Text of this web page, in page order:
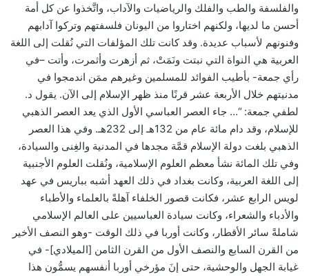
والفلسفة والطب والفلك والرياضيات والآداب، واتَّخذوا عن كل أمة
أحسن ما لديها، ولكنهم اختاروا من اليونان فلسفتهم وتركوا آدابهم
وفنونهم لأسباب عديدة. وقد كانت تلك المؤلفات التي نُقلت إلى اللغة
العربية هي النواة التي نبتت ونَمَتْ، ثم أزهرت وأثمرت، وأتت –في
رأي جمعة- بأطيب الفوائد للمسلمين وغيرهم ممَن اندمجوا في
مدنيتهم خلال الأربعة عشر قرنًا منذ ظهر الإسلام إلى الآن. يقول د.
لطفي جمعة: “… جاء العصر العباسي الأول الذي يعد العصر الذهبي
للإسلام، وقد دام مائة عام من 132هـ إلى 232هـ. وفي هذا العصر
الذهبي بلغت دولة الإسلام قمَّة مجدها في المدنية والغِنى والسيادة،
وفي تلك المائة نشأ معظم العلوم الإسلامية، ونُقلت العلوم الأجنبية
إلى اللغة العربية، وكانت بغداد في ذلك العهد أشبه بباريس في عهد
لويس الرابع عشر، فكانت قصور الخلفاء آهلةً بالعلماء والأطباء
والأدباء والشعراء، وكانت سيادة العباسيين على العالم الإسلامي
شاملةً سائر الأقطار، وكانت أوربا في ذلك الوقت -وهو النصف الأخير
من القرن السابع والنصف الأول من القرن الثامن [الميلادي]- في
غيابة الجهل والوحشية، حتى إنَ مؤرخي أوربا أنفسهم يسمُّون هذا